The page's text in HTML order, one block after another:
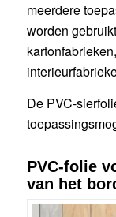
meerdere
worden
De PVC-
PVC-folie
van het